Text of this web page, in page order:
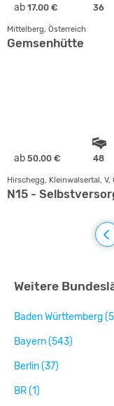
ab 17.00 € 36
Mittelberg, Österreich
Gemsenhütte
ab 50.00 € 48
Hirschegg, Kleinwalsertal, V,
N15 -
Weitere
Baden Württemberg
Bayern (543)
Berlin (37)
BR (1)